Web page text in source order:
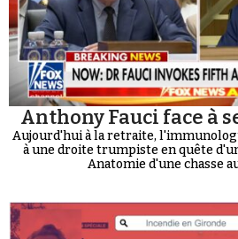
Anthony Fauci face à
Aujourd'hui à la retraite,
à une droite trumpiste en quête
Anatomie d'une chasse